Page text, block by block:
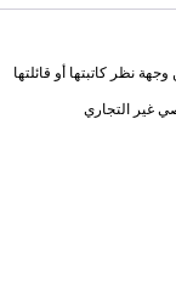
نظر كاتبتها أو قائلتها
غير التجاري